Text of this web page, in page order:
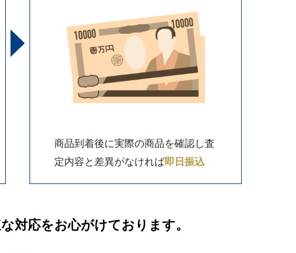
商品到着後に実際の商品を確認し査
定内容と差異がなければ即日振込
対応をお心がけております。